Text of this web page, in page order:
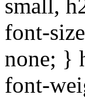
small,
font-
none; }
font-